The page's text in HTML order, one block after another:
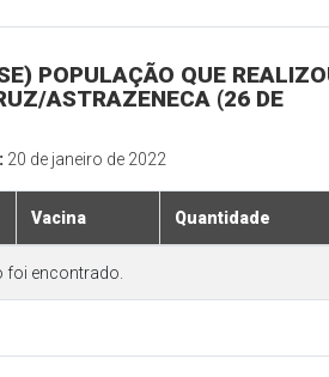
POPULAÇÃO QUE
ASTRAZENECA (26 DE
20 de janeiro de 2022
Vacina Quantidade
foi encontrado.